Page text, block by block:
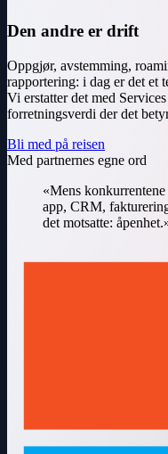
Den andre er drift
Oppgjør, avstemming,
rapportering: i dag er det et
Vi erstatter det med
forretningsverdi der det
Bli med på reisen
Med partnernes egne ord
«Mens
app, CRM,
det motsatte: